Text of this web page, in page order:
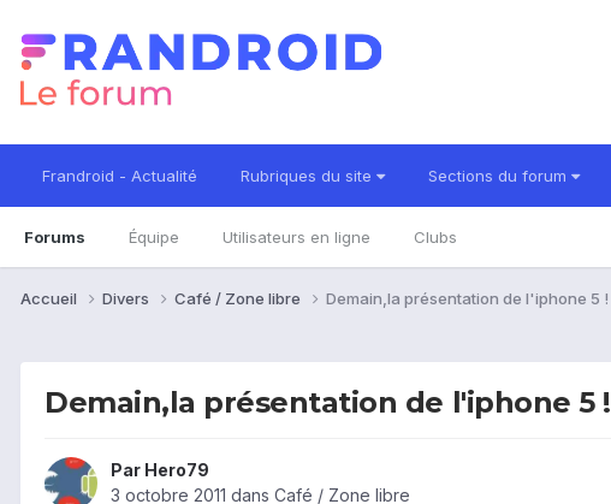
Frandroid - Actualité Rubriques du site Sections du forum
Forums Équipe Utilisateurs en ligne Clubs
Accueil Divers Café / Zone libre Demain,la présentation de l'iphone 5 !
Demain,la présentation de l'iphone 5 !
Par Hero79
3 octobre 2011 dans Café / Zone libre